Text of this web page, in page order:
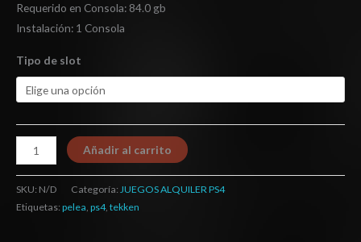
Requerido en Consola: 84.0 gb
Instalación: 1 Consola
Tipo de slot
Añadir al carrito
SKU: N/D Categoría: JUEGOS ALQUILER PS4
Etiquetas: pelea, ps4, tekken